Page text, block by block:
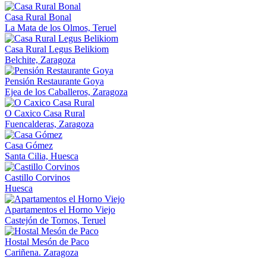
Casa Rural Bonal
La Mata de los Olmos, Teruel
Casa Rural Legus Belikiom
Belchite, Zaragoza
Pensión Restaurante Goya
Ejea de los Caballeros, Zaragoza
O Caxico Casa Rural
Fuencalderas, Zaragoza
Casa Gómez
Santa Cilia, Huesca
Castillo Corvinos
Huesca
Apartamentos el Horno Viejo
Castejón de Tornos, Teruel
Hostal Mesón de Paco
Cariñena. Zaragoza